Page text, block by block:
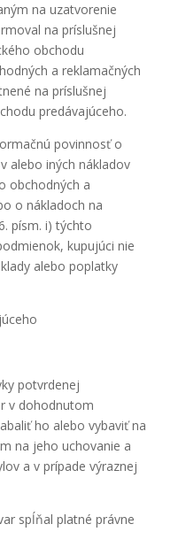
na uzatvorenie
na príslušnej
obchodu
a reklamačných
na príslušnej
predávajúceho.
povinnosť o
alebo iných nákladov
obchodných a
o nákladoch na
písm. i) týchto
kupujúci nie
alebo poplatky
potvrdenej
v dohodnutom
ho alebo vybaviť na
na jeho uchovanie a
a v prípade výraznej
spĺňal platné právne